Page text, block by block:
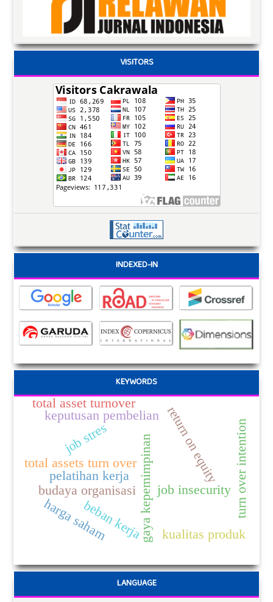
VISITORS
INDEXED-IN
KEYWORDS
job insecurity
gaya kepemimpinan return on equity
total assets turn over turn over intention
job stres
budaya organisasi
keputusan pembelian
kualitas produk
pelatihan kerja
beban kerja
total asset turnover
harga saham
LANGUAGE